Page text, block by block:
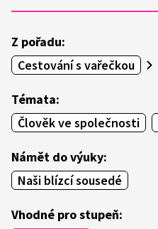
Z pořadu:
Cestování s vařečkou
Témata:
Člověk ve společnosti
Námět do výuky:
Naši blízcí sousedé
Vhodné pro stupeň: